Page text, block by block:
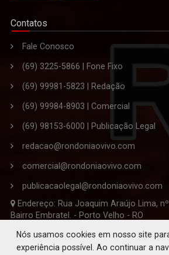
Contatos
Fale Conosco
(69) 3225-5866 | Fone Fixo
(69) 99981-5823 | Redação
(69) 99984-8903 | Comercial
(69) 98153-6000 | Publicação Legal
redacao@rondoniaovivo.com
comercial@rondoniaovivo.com
publicacaolegal@rondoniaovivo.com
Endereço: Rua Joaquim Araújo Lima,
Bairro Embratel. - Porto Velho - RO
Editor-Chefe da Redação: Solano de
Nós usamos cookies em nosso site
experiência possível. Ao continuar a